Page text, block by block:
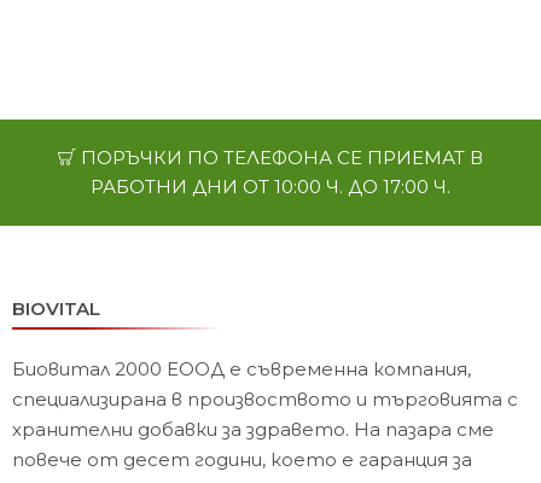
ПОРЪЧКИ ПО ТЕЛЕФОНА СЕ ПРИЕМАТ В
РАБОТНИ ДНИ ОТ 10:00 Ч. ДО 17:00 Ч.
BIOVITAL
Биовитал 2000 ЕООД е съвременна компания,
специализирана в произвоството и търговията с
хранителни добавки за здравето. На пазара сме
повече от десет години, което е гаранция за